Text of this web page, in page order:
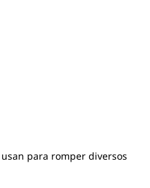
para romper diversos